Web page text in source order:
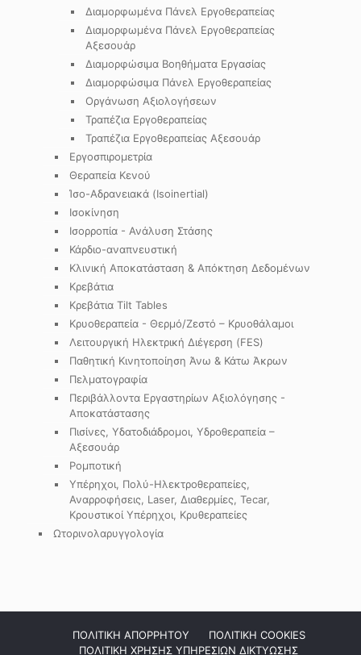
Διαμορφωμένα Πάνελ Εργοθεραπείας
Διαμορφωμένα Πάνελ Εργοθεραπείας
Αξεσουάρ
Διαμορφώσιμα Βοηθήματα Εργασίας
Διαμορφώσιμα Πάνελ Εργοθεραπείας
Οργάνωση Αξιολογήσεων
Τραπέζια Εργοθεραπείας
Τραπέζια Εργοθεραπείας Αξεσουάρ
Εργοσπιρομετρία
Θεραπεία Κενού
Ίσο-Αδρανειακά (Isoinertial)
Ισοκίνηση
Ισορροπία - Ανάλυση Στάσης
Κάρδιο-αναπνευστική
Κλινική Αποκατάσταση & Απόκτηση Δεδομένων
Κρεβάτια
Κρεβάτια Tilt Tables
Κρυοθεραπεία - Θερμό/Ζεστό – Κρυοθάλαμοι
Λειτουργική Ηλεκτρική Διέγερση (FES)
Παθητική Κινητοποίηση Άνω & Κάτω Άκρων
Πελματογραφία
Περιβάλλοντα Εργαστηρίων Αξιολόγησης -
Αποκατάστασης
Πισίνες, Υδατοδιάδρομοι, Υδροθεραπεία –
Αξεσουάρ
Ρομποτική
Υπέρηχοι, Πολύ-Ηλεκτροθεραπείες,
Αναρροφήσεις, Laser, Διαθερμίες, Tecar,
Κρουστικοί Υπέρηχοι, Κρυθεραπείες
Ωτορινολαρυγγολογία
ΠΟΛΙΤΙΚΗ ΑΠΟΡΡΗΤΟΥ
ΠΟΛΙΤΙΚΗ COOKIES
ΠΟΛΙΤΙΚΗ ΧΡΗΣΗΣ ΥΠΗΡΕΣΙΩΝ ΔΙΚΤΥΩΣΗΣ